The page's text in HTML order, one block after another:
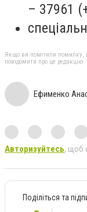
– 37961
Якщо ви помітили помилку,
повідомити про це редакцію
Ефименко
Авторизуйтесь, щоб
Поділіться та